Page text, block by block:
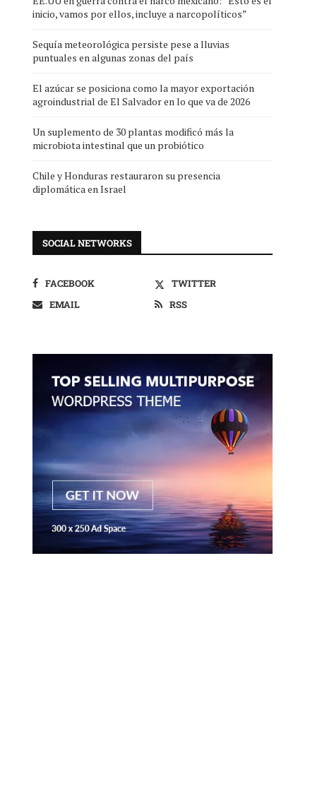
inicio, vamos por ellos, incluye a narcopolíticos”
Sequía meteorológica persiste pese a lluvias
puntuales en algunas zonas del país
El azúcar se posiciona como la mayor exportación
agroindustrial de El Salvador en lo que va de 2026
Un suplemento de 30 plantas modificó más la
microbiota intestinal que un probiótico
Chile y Honduras restauraron su presencia
diplomática en Israel
SOCIAL NETWORKS
FACEBOOK
TWITTER
EMAIL
RSS